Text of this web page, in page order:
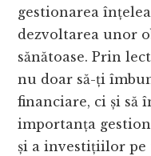
gestionarea
dezvoltarea unor
sănătoase. Prin
nu doar să-ți
financiare, ci și să
importanța
și a investițiilor pe